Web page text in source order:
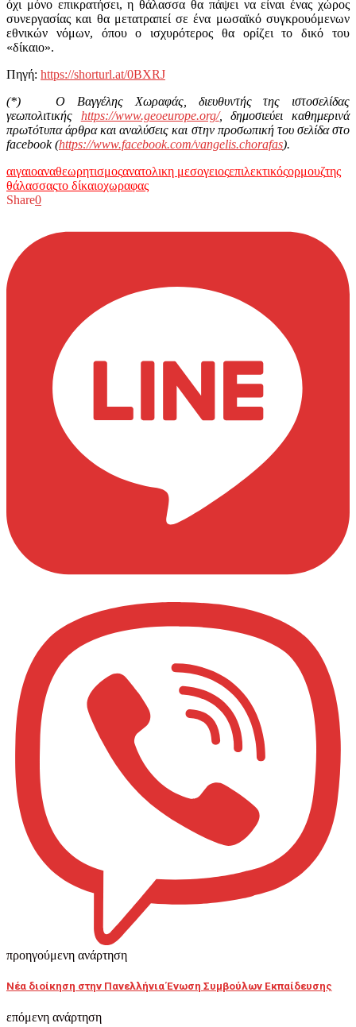
όχι μόνο επικρατήσει, η θάλασσα θα πάψει να είναι ένας χώρος
συνεργασίας και θα μετατραπεί σε ένα μωσαϊκό συγκρουόμενων
εθνικών νόμων, όπου ο ισχυρότερος θα ορίζει το δικό του
«δίκαιο».
Πηγή: https://shorturl.at/0BXRJ
(*) O Βαγγέλης Χωραφάς, διευθυντής της ιστοσελίδας
γεωπολιτικής https://www.geoeurope.org/, δημοσιεύει καθημερινά
πρωτότυπα άρθρα και αναλύσεις και στην προσωπική του σελίδα στο
facebook (https://www.facebook.com/vangelis.chorafas).
αιγαιοαναθεωρητισμοςανατολικη μεσογειοςεπιλεκτικόςορμουζτης
θάλασσαςτο δίκαιοχωραφας
Share0
προηγούμενη ανάρτηση
Νέα διοίκηση στην Πανελλήνια Ένωση Συμβούλων Εκπαίδευσης
επόμενη ανάρτηση